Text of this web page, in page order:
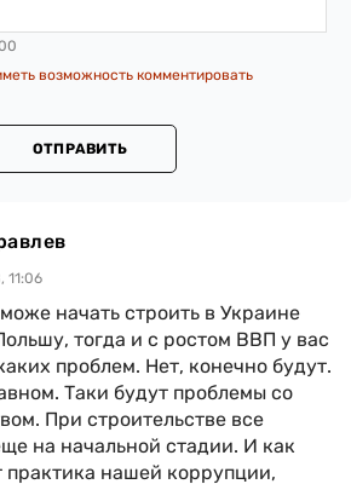
возможность комментировать
ОТПРАВИТЬ
11:06
начать строить в Украине
тогда и с ростом ВВП у вас
проблем. Нет, конечно будут.
Таки будут проблемы со
При строительстве все
на начальной стадии. И как
практика нашей коррупции,